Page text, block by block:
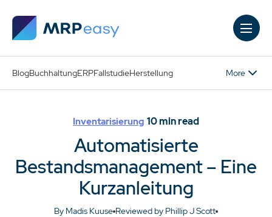
BlogBuchhaltungERPFallstudieHerstellung More
Inventarisierung 10min read
Automatisierte
Bestandsmanagement – Eine
Kurzanleitung
By Madis Kuuse Reviewed by Phillip J Scott